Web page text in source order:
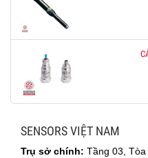
SENSORS VIỆT NAM
Trụ sở chính: Tầng 03,